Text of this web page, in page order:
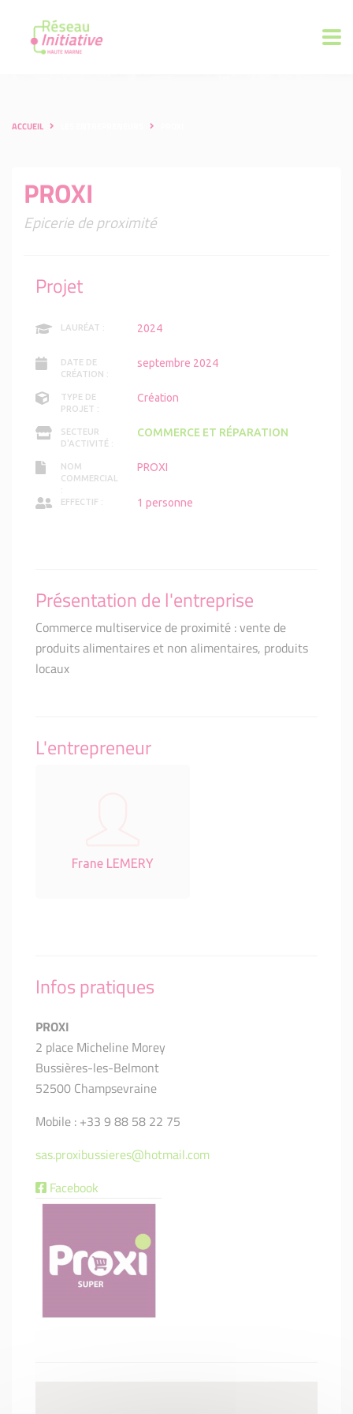
ACCUEIL
PROXI
Epicerie de proximité
Projet
LAURÉAT : 2024
DATE DE
CRÉATION :
septembre 2024
TYPE DE
PROJET :
Création
SECTEUR
D'ACTIVITÉ :
COMMERCE ET RÉPARATION
NOM
COMMERCIAL
:
PROXI
EFFECTIF : 1 personne
Présentation de l'entreprise
Commerce multiservice de proximité : vente de
produits alimentaires et non alimentaires, produits
locaux
L'entrepreneur
Frane LEMERY
Infos pratiques
PROXI
2 place Micheline Morey
Bussières-les-Belmont
52500 Champsevraine
Mobile : +33 9 88 58 22 75
sas.proxibussieres@hotmail.com
Facebook